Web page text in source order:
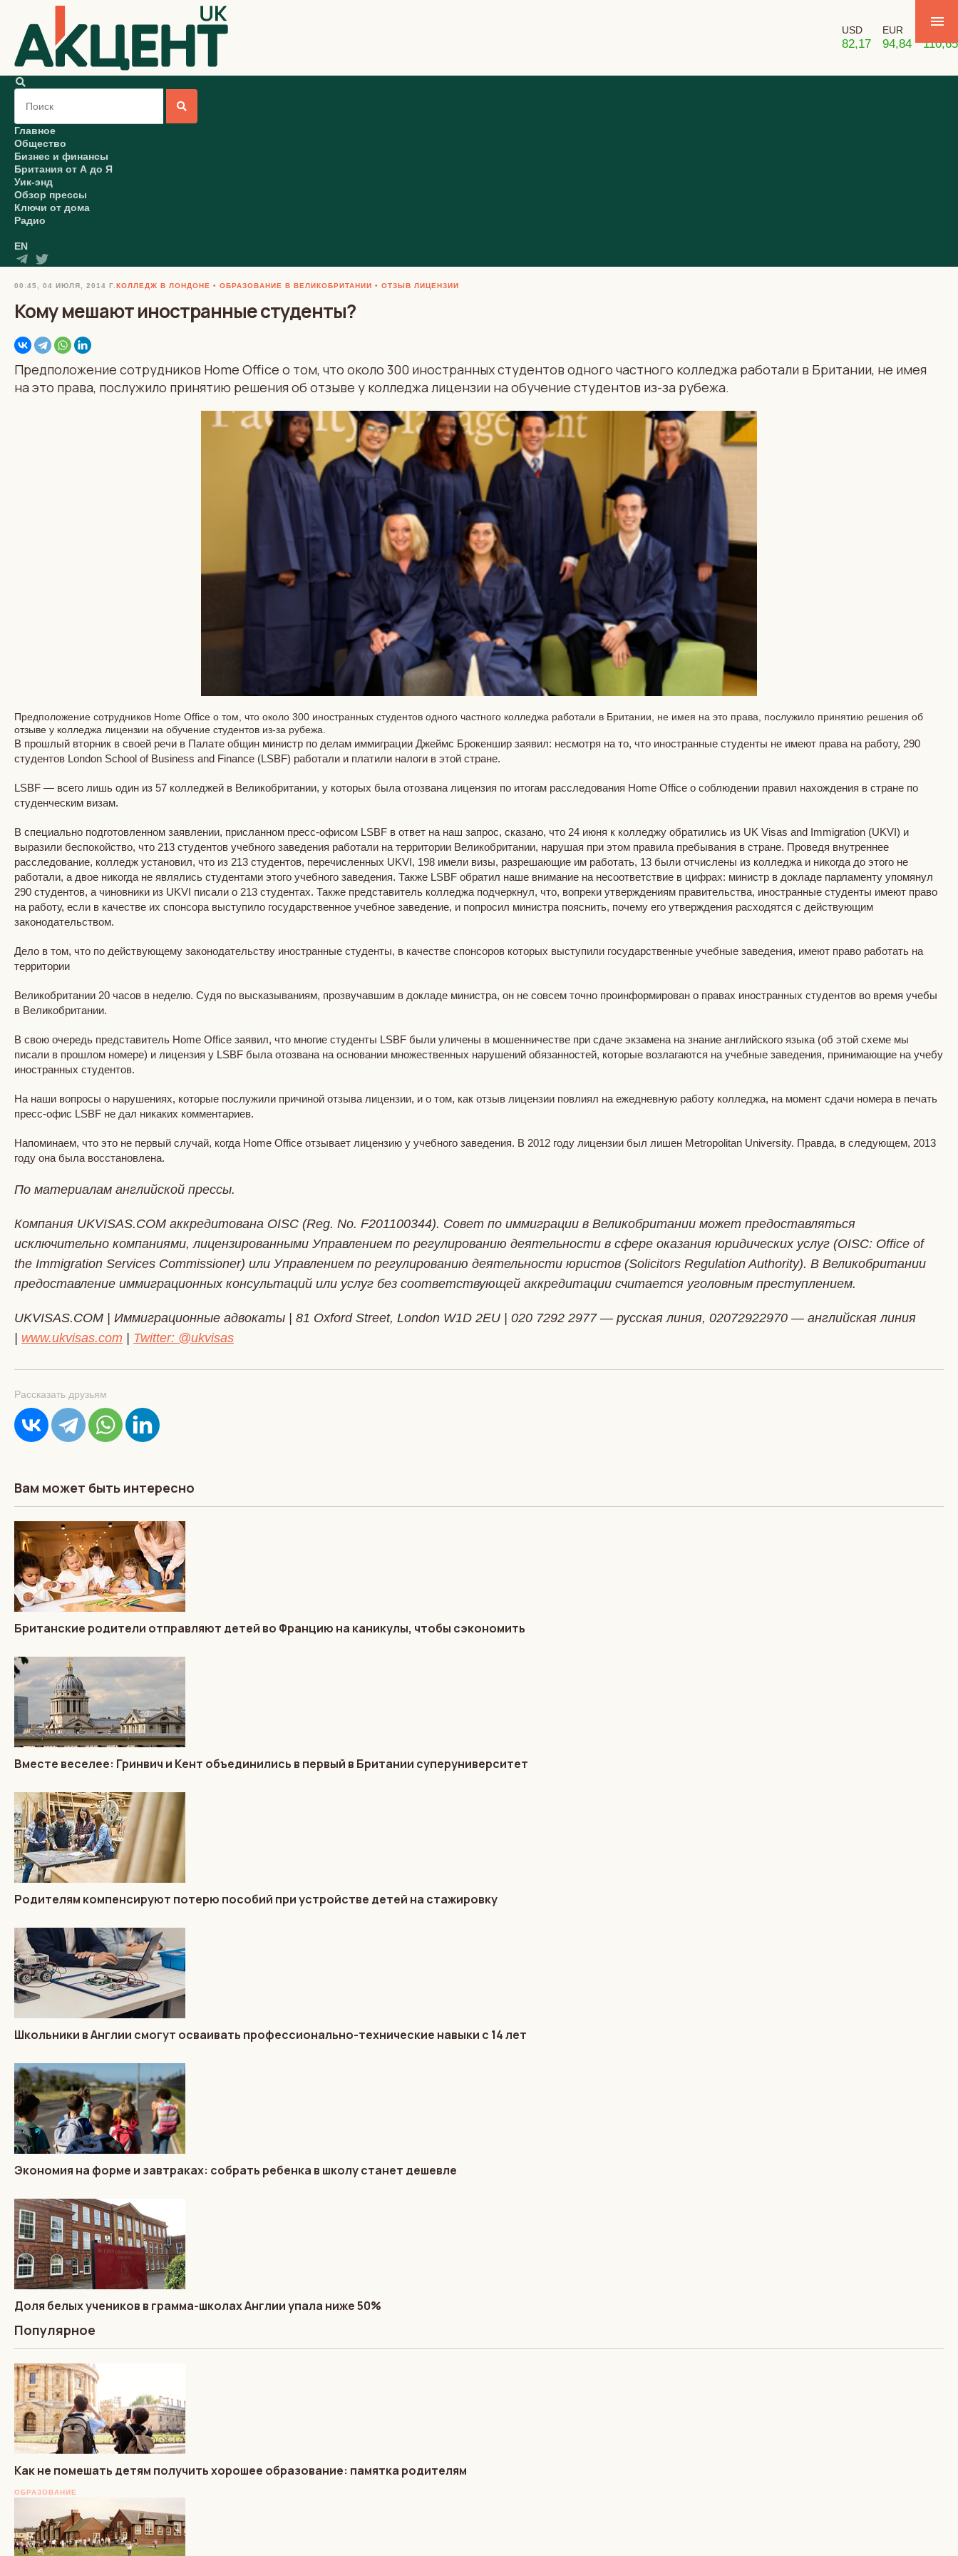
USD
82,17
EUR
94,84 110,65
Главное
Общество
Бизнес и финансы
Британия от А до Я
Уик-энд
Обзор прессы
Ключи от дома
Радио
EN
00:45, 04 ИЮЛЯ, 2014 Г. КОЛЛЕДЖ В ЛОНДОНЕ ОБРАЗОВАНИЕ В ВЕЛИКОБРИТАНИИ ОТЗЫВ ЛИЦЕНЗИИ
Кому мешают иностранные студенты?
Предположение сотрудников Home Office o том, что около 300 иностранных студентов одного частного колледжа работали в Британии, не имея
на это права, послужило принятию решения об отзыве у колледжа лицензии на обучение студентов из-за рубежа.
Предположение сотрудников Home Office o том, что около 300 иностранных студентов одного частного колледжа работали в Британии, не имея на это права, послужило принятию решения об
отзыве у колледжа лицензии на обучение студентов из-за рубежа.
В прошлый вторник в своей речи в Палате общин министр по делам иммиграции Джеймс Брокеншир заявил: несмотря на то, что иностранные студенты не имеют права на работу, 290
студентов London School of Business and Finance (LSBF) работали и платили налоги в этой стране.
LSBF — всего лишь один из 57 колледжей в Великобритании, у которых была отозвана лицензия по итогам расследования Home Office o соблюдении правил нахождения в стране по
студенческим визам.
В специально подготовленном заявлении, присланном пресс-офисом LSBF в ответ на наш запрос, сказано, что 24 июня к колледжу обратились из UK Visas and Immigration (UKVI) и
выразили беспокойство, что 213 студентов учебного заведения работали на территории Великобритании, нарушая при этом правила пребывания в стране. Проведя внутреннее
расследование, колледж установил, что из 213 студентов, перечисленных UKVI, 198 имели визы, разрешающие им работать, 13 были отчислены из колледжа и никогда до этого не
работали, а двое никогда не являлись студентами этого учебного заведения. Также LSBF обратил наше внимание на несоответствие в цифрах: министр в докладе парламенту упомянул
290 студентов, а чиновники из UKVI писали о 213 студентах. Также представитель колледжа подчеркнул, что, вопреки утверждениям правительства, иностранные студенты имеют право
на работу, если в качестве их спонсора выступило государственное учебное заведение, и попросил министра пояснить, почему его утверждения расходятся с действующим
законодательством.
Дело в том, что по действующему законодательству иностранные студенты, в качестве спонсоров которых выступили государственные учебные заведения, имеют право работать на
территории
Великобритании 20 часов в неделю. Судя по высказываниям, прозвучавшим в докладе министра, он не совсем точно проинформирован о правах иностранных студентов во время учебы
в Великобритании.
В свою очередь представитель Home Office заявил, что многие студенты LSBF были уличены в мошенничестве при сдаче экзамена на знание английского языка (об этой схеме мы
писали в прошлом номере) и лицензия у LSBF была отозвана на основании множественных нарушений обязанностей, которые возлагаются на учебные заведения, принимающие на учебу
иностранных студентов.
На наши вопросы о нарушениях, которые послужили причиной отзыва лицензии, и о том, как отзыв лицензии повлиял на ежедневную работу колледжа, на момент сдачи номера в печать
пресс-офис LSBF не дал никаких комментариев.
Напоминаем, что это не первый случай, когда Home Office отзывает лицензию у учебного заведения. В 2012 году лицензии был лишен Metropolitan University. Правда, в следующем, 2013
году она была восстановлена.
По материалам английской прессы.
Компания UKVISAS.COM аккредитована OISC (Reg. No. F201100344). Совет по иммиграции в Великобритании может предоставляться
исключительно компаниями, лицензированными Управлением по регулированию деятельности в сфере оказания юридических услуг (OISC: Office of
the Immigration Services Commissioner) или Управлением по регулированию деятельности юристов (Solicitors Regulation Authority). В Великобритании
предоставление иммиграционных консультаций или услуг без соответствующей аккредитации считается уголовным преступлением.
UKVISAS.COM | Иммиграционные адвокаты | 81 Oxford Street, London W1D 2EU | 020 7292 2977 — русская линия, 02072922970 — английская линия
| www.ukvisas.com | Twitter: @ukvisas
Рассказать друзьям
Вам может быть интересно
Британские родители отправляют детей во Францию на каникулы, чтобы сэкономить
Вместе веселее: Гринвич и Кент объединились в первый в Британии суперуниверситет
Родителям компенсируют потерю пособий при устройстве детей на стажировку
Школьники в Англии смогут осваивать профессионально-технические навыки с 14 лет
Экономия на форме и завтраках: собрать ребенка в школу станет дешевле
Доля белых учеников в грамма-школах Англии упала ниже 50%
Популярное
Как не помешать детям получить хорошее образование: памятка родителям
ОБРАЗОВАНИЕ